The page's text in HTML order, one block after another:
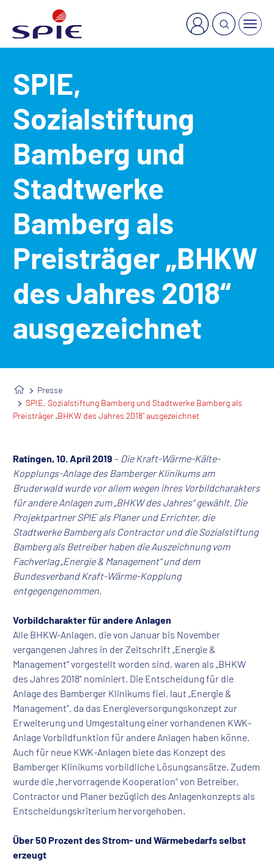
SPIE,
Sozialstiftung
Bamberg und
Stadtwerke
Bamberg als
Preisträger „BHKW
des Jahres 2018“
ausgezeichnet
Presse
SPIE, Sozialstiftung Bamberg und Stadtwerke Bamberg als
Preisträger „BHKW des Jahres 2018“ ausgezeichnet
Ratingen, 10. April 2019 – Die Kraft-Wärme-Kälte-
Kopplungs-Anlage des Bamberger Klinikums am
Bruderwald wurde vor allem wegen ihres Vorbildcharakters
für andere Anlagen zum „BHKW des Jahres“ gewählt. Die
Projektpartner SPIE als Planer und Errichter, die
Stadtwerke Bamberg als Contractor und die Sozialstiftung
Bamberg als Betreiber haben die Auszeichnung vom
Fachverlag „Energie & Management“ und dem
Bundesverband Kraft-Wärme-Kopplung
entgegengenommen.
Vorbildcharakter für andere Anlagen
Alle BHKW-Anlagen, die von Januar bis November
vergangenen Jahres in der Zeitschrift „Energie &
Management“ vorgestellt worden sind, waren als „BHKW
des Jahres 2018“ nominiert. Die Entscheidung für die
Anlage des Bamberger Klinikums fiel, laut „Energie &
Management“, da das Energieversorgungskonzept zur
Erweiterung und Umgestaltung einer vorhandenen KWK-
Anlage Vorbildfunktion für andere Anlagen haben könne.
Auch für neue KWK-Anlagen biete das Konzept des
Bamberger Klinikums vorbildliche Lösungsansätze. Zudem
wurde die „hervorragende Kooperation“ von Betreiber,
Contractor und Planer bezüglich des Anlagenkonzepts als
Entscheidungskriterium hervorgehoben.
Über 50 Prozent des Strom- und Wärmebedarfs selbst
erzeugt